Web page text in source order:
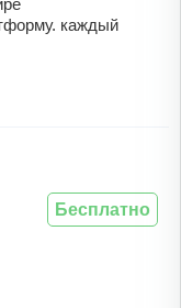
каждый
Бесплатно